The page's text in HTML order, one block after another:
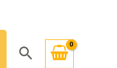
Hledat